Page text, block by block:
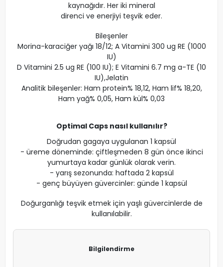
kaynağıdır. Her iki mineral
direnci ve enerjiyi teşvik eder.
Bileşenler
Morina-karaciğer yağı 18/12; A Vitamini 300 ug RE (1000
IU)
D Vitamini 2.5 ug RE (100 IU); E Vitamini 6.7 mg a-TE (10
IU),Jelatin
Analitik bileşenler: Ham protein% 18,12, Ham lif% 18,20,
Ham yağ% 0,05, Ham kül% 0,03
Optimal Caps nasıl kullanılır?
Doğrudan gagaya uygulanan 1 kapsül
- üreme döneminde: çiftleşmeden 8 gün önce ikinci
yumurtaya kadar günlük olarak verin.
- yarış sezonunda: haftada 2 kapsül
- genç büyüyen güvercinler: günde 1 kapsül
Doğurganlığı teşvik etmek için yaşlı güvercinlerde de
kullanılabilir.
Bilgilendirme